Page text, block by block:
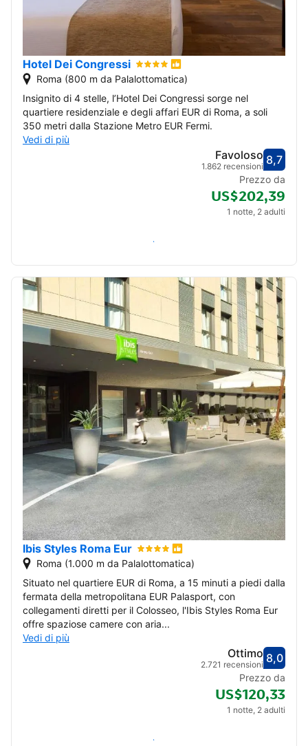
Hotel Dei Congressi
Roma (800 m da Palalottomatica)
Insignito di 4 stelle, l’Hotel Dei Congressi sorge nel
quartiere residenziale e degli affari EUR di Roma, a soli
350 metri dalla Stazione Metro EUR Fermi.
Vedi di più
8,7
Favoloso
1.862 recensioni
Prezzo da
US$202,39
1 notte, 2 adulti
Verifica disponibilità
Ibis Styles Roma Eur
Roma (1.000 m da Palalottomatica)
Situato nel quartiere EUR di Roma, a 15 minuti a piedi dalla
fermata della metropolitana EUR Palasport, con
collegamenti diretti per il Colosseo, l'Ibis Styles Roma Eur
offre spaziose camere con aria...
Vedi di più
8,0
Ottimo
2.721 recensioni
Prezzo da
US$120,33
1 notte, 2 adulti
Verifica disponibilità